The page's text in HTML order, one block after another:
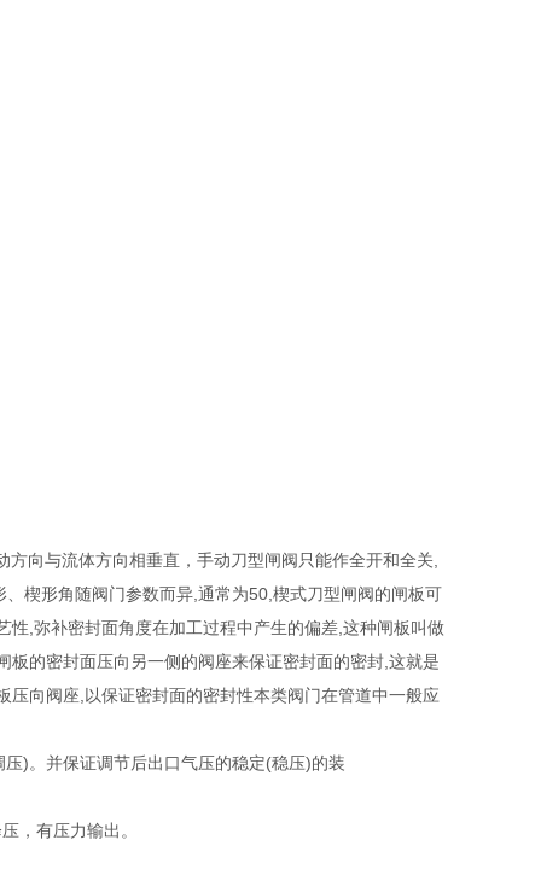
向与流体方向相垂直，手动刀型闸阀只能作全开和全关,
楔形角随阀门参数而异,通常为50,楔式刀型闸阀的闸板可
,弥补密封面角度在加工过程中产生的偏差,这种闸板叫做
的密封面压向另一侧的阀座来保证密封面的密封,这就是
向阀座,以保证密封面的密封性本类阀门在管道中一般应
)。并保证调节后出口气压的稳定(稳压)的装
，有压力输出。